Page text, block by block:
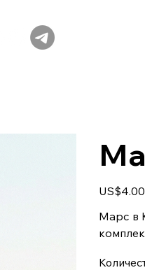
Цена
US$4.00
Марс в